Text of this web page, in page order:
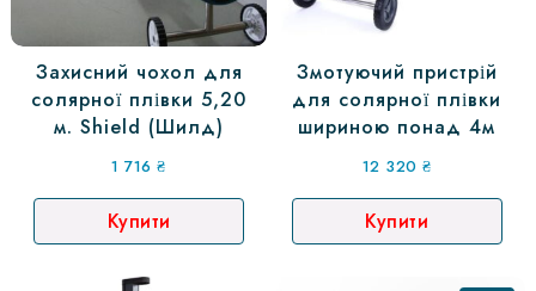
Захисний чохол для
солярної плівки 5,20
м. Shield (Шилд)
1 716₴
Купити
Змотуючий пристрій
для солярної плівки
шириною понад 4м
12 320₴
Купити